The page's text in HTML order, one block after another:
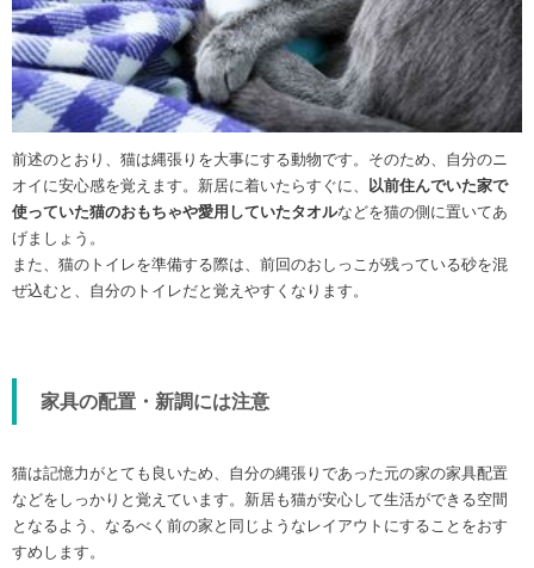
前述のとおり、猫は縄張りを大事にする動物です。そのため、自分のニ
オイに安心感を覚えます。新居に着いたらすぐに、 以前住んでいた家で
使っていた猫のおもちゃや愛用していたタオルなどを猫の側に置いてあ
げましょう。
また、猫のトイレを準備する際は、前回のおしっこが残っている砂を混
ぜ込むと、自分のトイレだと覚えやすくなります。
家具の配置・新調には注意
猫は記憶力がとても良いため、自分の縄張りであった元の家の家具配置
などをしっかりと覚えています。新居も猫が安心して生活ができる空間
となるよう、なるべく前の家と同じようなレイアウトにすることをおす
すめします。